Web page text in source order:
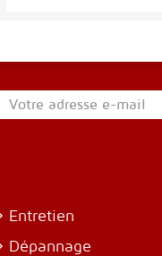
Entretien
Dépannage